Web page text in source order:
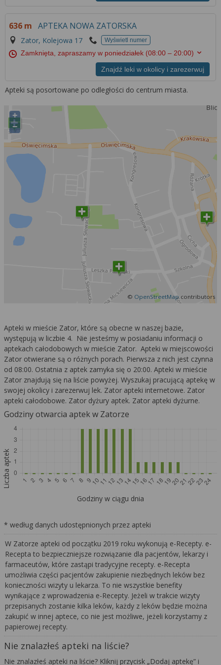
636 m APTEKA NOWA ZATORSKA
Zator, Kolejowa 17 Wyświetl numer
Zamknięta, zapraszamy w poniedziałek (08:00 – 20:00)
Znajdź leki w okolicy i zarezerwuj
Apteki są posortowane po odległości do centrum miasta.
+
−
© OpenStreetMap contributors
Apteki w mieście Zator, które są obecne w naszej bazie,
występują w liczbie 4. Nie jesteśmy w posiadaniu informacji o
aptekach całodobowych w mieście Zator. Apteki w miejscowości
Zator otwierane są o różnych porach. Pierwsza z nich jest czynna
od 08:00. Ostatnia z aptek zamyka się o 20:00. Apteki w mieście
Zator znajdują się na liście powyżej. Wyszukaj pracującą aptekę w
swojej okolicy i zarezerwuj lek. Zator apteki internetowe. Zator
apteki całodobowe. Zator dyżury aptek. Zator apteki dyżurne.
Godziny otwarcia aptek w Zatorze
Liczba aptek
Godziny w ciągu dnia
* według danych udostępnionych przez apteki
W Zatorze apteki od początku 2019 roku wykonują e-Recepty. e-
Recepta to bezpieczniejsze rozwiązanie dla pacjentów, lekarzy i
farmaceutów, które zastąpi tradycyjne recepty. e-Recepta
umożliwia części pacjentów zakupienie niezbędnych leków bez
konieczności wizyty u lekarza. To nie wszystkie benefity
wynikające z wprowadzenia e-Recepty. Jeżeli w trakcie wizyty
przepisanych zostanie kilka leków, każdy z leków będzie można
zakupić w innej aptece, co nie jest możliwe, jeżeli korzystamy z
papierowej recepty.
Nie znalazłeś apteki na liście?
Nie znalazłeś apteki na liście? Kliknij przycisk „Dodaj aptekę” i
Więcej informacji na temat wykorzystywania
znajdziesz wRegulaminie Serwisu